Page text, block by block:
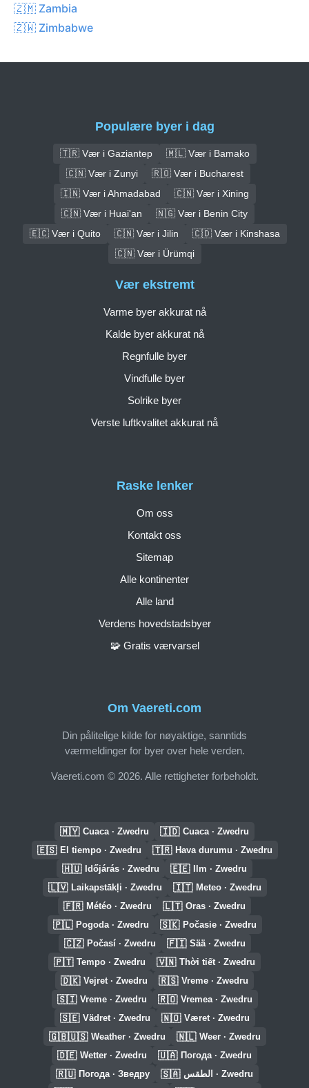
🇿🇲 Zambia
🇿🇼 Zimbabwe
Populære byer i dag
🇹🇷 Vær i Gaziantep
🇲🇱 Vær i Bamako
🇨🇳 Vær i Zunyi
🇷🇴 Vær i Bucharest
🇮🇳 Vær i Ahmadabad
🇨🇳 Vær i Xining
🇨🇳 Vær i Huai'an
🇳🇬 Vær i Benin City
🇪🇨 Vær i Quito
🇨🇳 Vær i Jilin
🇨🇩 Vær i Kinshasa
🇨🇳 Vær i Ürümqi
Om Vaereti.com
Din pålitelige kilde for nøyaktige, sanntids
værmeldinger for byer over hele verden.
Vaereti.com © 2026. Alle rettigheter forbeholdt.
Raske lenker
Om oss
Kontakt oss
Sitemap
Alle kontinenter
Alle land
Verdens hovedstadsbyer
🧩 Gratis værvarsel
Vær ekstremt
Varme byer akkurat nå
Kalde byer akkurat nå
Regnfulle byer
Vindfulle byer
Solrike byer
Verste luftkvalitet akkurat nå
🇲🇾 Cuaca · Zwedru 🇮🇩 Cuaca · Zwedru
🇪🇸 El tiempo · Zwedru 🇹🇷 Hava durumu · Zwedru
🇭🇺 Időjárás · Zwedru 🇪🇪 Ilm · Zwedru
🇱🇻 Laikapstākļi · Zwedru 🇮🇹 Meteo · Zwedru
🇫🇷 Météo · Zwedru 🇱🇹 Oras · Zwedru
🇵🇱 Pogoda · Zwedru 🇸🇰 Počasie · Zwedru
🇨🇿 Počasí · Zwedru 🇫🇮 Sää · Zwedru
🇵🇹 Tempo · Zwedru 🇻🇳 Thời tiết · Zwedru
🇩🇰 Vejret · Zwedru 🇷🇸 Vreme · Zwedru
🇸🇮 Vreme · Zwedru 🇷🇴 Vremea · Zwedru
🇸🇪 Vädret · Zwedru 🇳🇴 Været · Zwedru
🇬🇧🇺🇸 Weather · Zwedru 🇳🇱 Weer · Zwedru
🇩🇪 Wetter · Zwedru 🇺🇦 Погода · Zwedru
🇷🇺 Погода · Зведру 🇸🇦 الطقس · Zwedru